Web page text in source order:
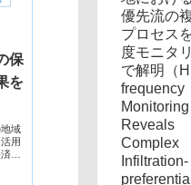
保
を
域
用
へ